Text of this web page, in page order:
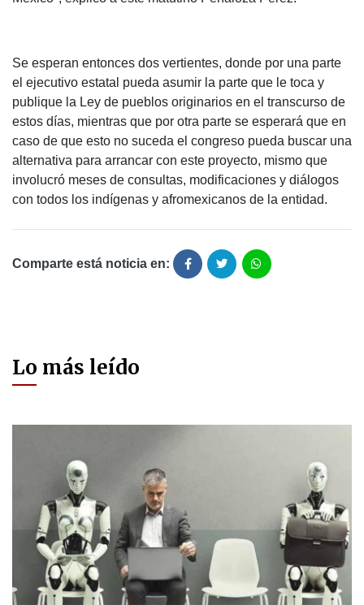
Se esperan entonces dos vertientes, donde por una parte
el ejecutivo estatal pueda asumir la parte que le toca y
publique la Ley de pueblos originarios en el transcurso de
estos días, mientras que por otra parte se esperará que en
caso de que esto no suceda el congreso pueda buscar una
alternativa para arrancar con este proyecto, mismo que
involucró meses de consultas, modificaciones y diálogos
con todos los indígenas y afromexicanos de la entidad.
Comparte está noticia en:
Lo más leído